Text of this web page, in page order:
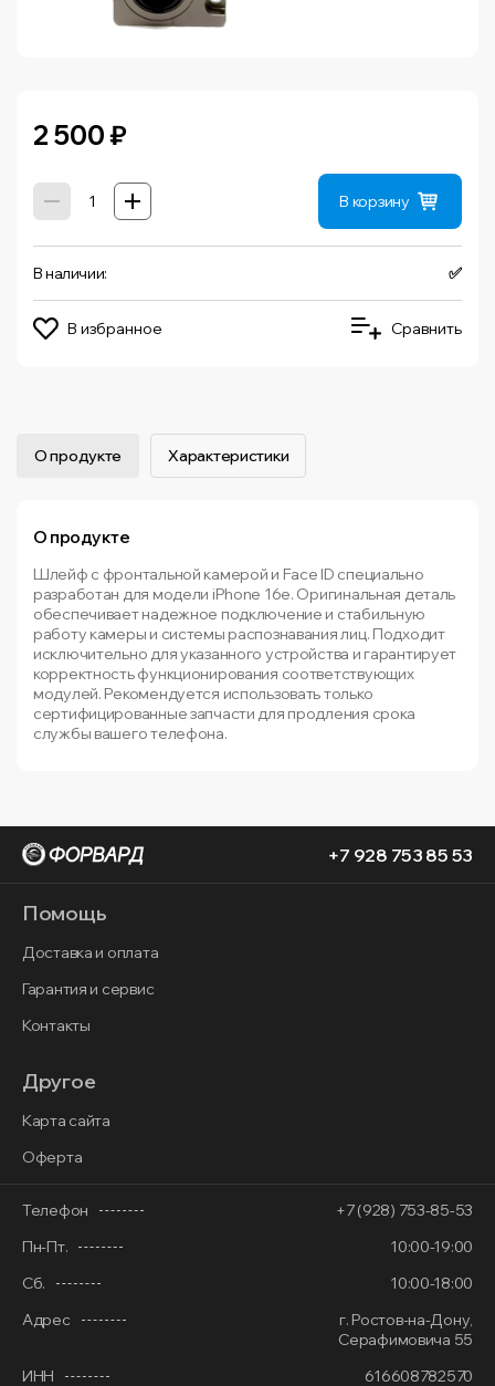
2 500₽
В корзину
В наличии: ✅
В избранное Сравнить
О продукте Характеристики
О продукте
Шлейф с фронтальной камерой и Face ID специально
разработан для модели iPhone 16e. Оригинальная деталь
обеспечивает надежное подключение и стабильную
работу камеры и системы распознавания лиц. Подходит
исключительно для указанного устройства и гарантирует
корректность функционирования соответствующих
модулей. Рекомендуется использовать только
сертифицированные запчасти для продления срока
службы вашего телефона.
+7 928 753 85 53
Помощь
Доставка и оплата
Гарантия и сервис
Контакты
Другое
Карта сайта
Оферта
Телефон
+7 (928) 753-85-53
Пн-Пт.
10:00-19:00
Сб.
10:00-18:00
Адрес
г. Ростов-на-Дону,
Серафимовича 55
ИНН
616608782570